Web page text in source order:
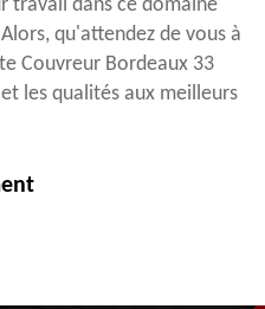
travail dans ce domaine
qu'attendez de vous à
Couvreur Bordeaux 33
les qualités aux meilleurs